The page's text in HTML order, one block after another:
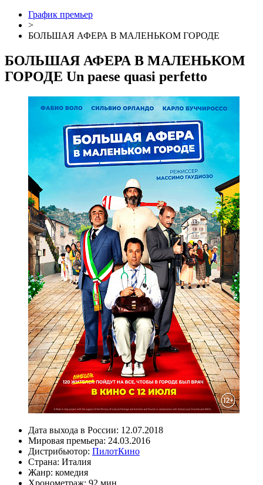
График премьер
>
БОЛЬШАЯ АФЕРА В МАЛЕНЬКОМ ГОРОДЕ
БОЛЬШАЯ АФЕРА В МАЛЕНЬКОМ
ГОРОДЕ Un paese quasi perfetto
Дата выхода в России: 12.07.2018
Мировая премьера: 24.03.2016
Дистрибьютор: ПилотКино
Страна: Италия
Жанр: комедия
Хронометраж: 92 мин.